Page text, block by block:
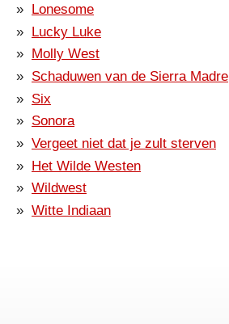
Lonesome
Lucky Luke
Molly West
Schaduwen van de Sierra Madre
Six
Sonora
Vergeet niet dat je zult sterven
Het Wilde Westen
Wildwest
Witte Indiaan